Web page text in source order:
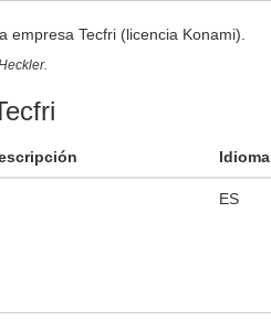
empresa Tecfri (licencia Konami).
Idioma
ES